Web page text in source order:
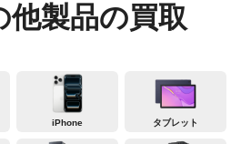
他製品の買取
iPhone タブレット